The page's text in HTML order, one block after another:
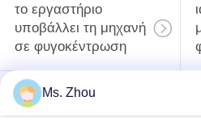
το εργαστήριο
υποβάλλει τη μηχανή
σε φυγοκέντρωση
PRP PRF υποβάλλει
Ms. Zhou